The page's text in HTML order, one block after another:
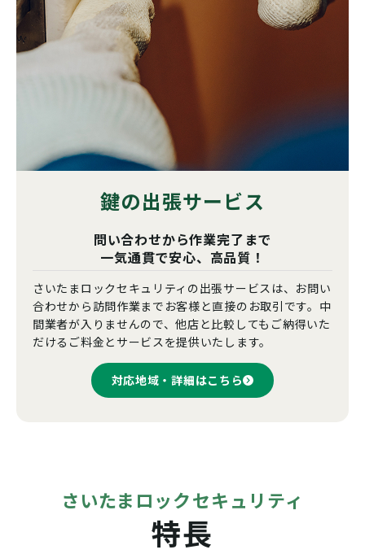
鍵の出張サービス
問い合わせから作業完了まで
一気通貫で安心、高品質！
さいたまロックセキュリティの出張サービスは、お問い
合わせから訪問作業までお客様と直接のお取引です。中
間業者が入りませんので、他店と比較してもご納得いた
だけるご料金とサービスを提供いたします。
対応地域・詳細はこちら
さいたまロックセキュリティ
特長